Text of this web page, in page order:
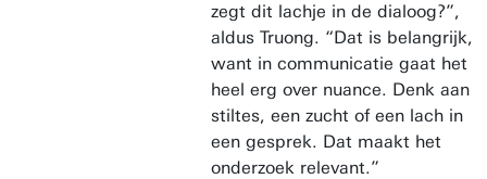
zegt dit lachje in de dialoog?”,
aldus Truong. “Dat is belangrijk,
want in communicatie gaat het
heel erg over nuance. Denk aan
stiltes, een zucht of een lach in
een gesprek. Dat maakt het
onderzoek relevant.”